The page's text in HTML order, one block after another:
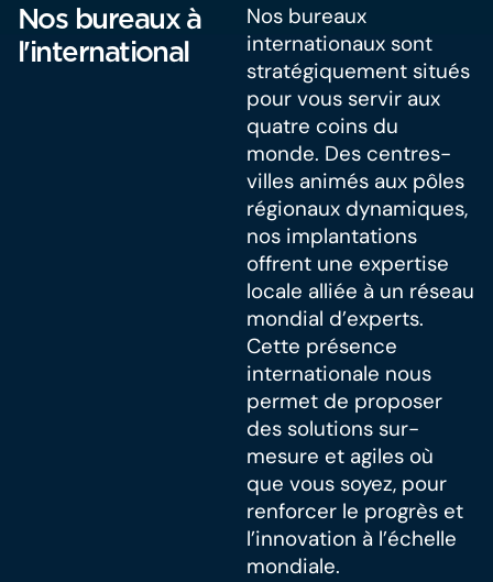
Nos bureaux à
l'international
Nos bureaux
internationaux sont
stratégiquement situés
pour vous servir aux
quatre coins du
monde. Des centres-
villes animés aux pôles
régionaux dynamiques,
nos implantations
offrent une expertise
locale alliée à un réseau
mondial d’experts.
Cette présence
internationale nous
permet de proposer
des solutions sur-
mesure et agiles où
que vous soyez, pour
renforcer le progrès et
l’innovation à l’échelle
mondiale.